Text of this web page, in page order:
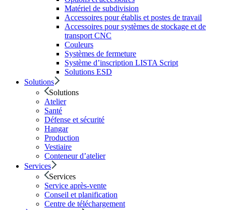
Matériel de subdivision
Accessoires pour établis et postes de travail
Accessoires pour systèmes de stockage et de
transport CNC
Couleurs
Systèmes de fermeture
Système d’inscription LISTA Script
Solutions ESD
Solutions
Solutions
Atelier
Santé
Défense et sécurité
Hangar
Production
Vestiaire
Conteneur d’atelier
Services
Services
Service après-vente
Conseil et planification
Centre de téléchargement